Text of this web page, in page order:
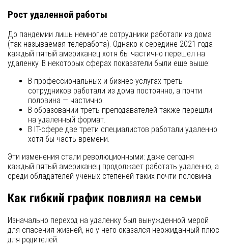
Рост удаленной работы
До пандемии лишь немногие сотрудники работали из дома
(так называемая телеработа). Однако к середине 2021 года
каждый пятый американец хотя бы частично перешел на
удаленку. В некоторых сферах показатели были еще выше:
В профессиональных и бизнес-услугах треть
сотрудников работали из дома постоянно, а почти
половина — частично.
В образовании треть преподавателей также перешли
на удаленный формат.
В IT-сфере две трети специалистов работали удаленно
хотя бы часть времени.
Эти изменения стали революционными: даже сегодня
каждый пятый американец продолжает работать удаленно, а
среди обладателей ученых степеней таких почти половина.
Как гибкий график повлиял на семьи
Изначально переход на удаленку был вынужденной мерой
для спасения жизней, но у него оказался неожиданный плюс
для родителей.